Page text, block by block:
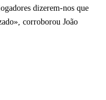
dizerem-nos que
corroborou João